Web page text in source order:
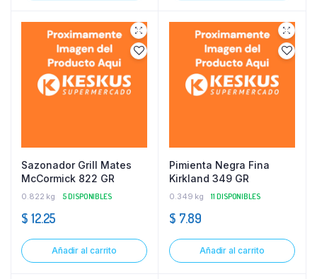
Sazonador Grill Mates
McCormick 822 GR
0.822 kg 5 DISPONIBLES
$ 12.25
Añadir al carrito
Pimienta Negra Fina
Kirkland 349 GR
0.349 kg 11 DISPONIBLES
$ 7.89
Añadir al carrito